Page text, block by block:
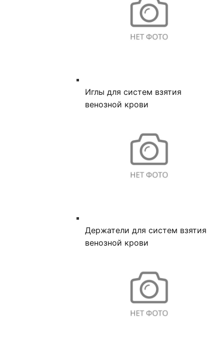
Иглы для систем взятия
венозной крови
Держатели для систем взятия
венозной крови